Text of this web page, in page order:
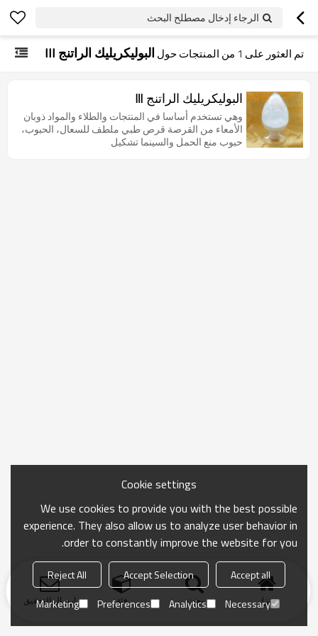
الرجاء إدخال مصطلح البحث
تم العثور على 1 من المنتجات حول البوليكريليك الراتنج III
البوليكريليك الراتنج Ⅲ
وهي تستخدم أساسا في المنتجات والطلاء والمواد ذوبان
الأمعاء من القرصة قرص طبي ملطف للسعال، الحبوب،
حبوب منع الحمل والسينما تشكيل
منزل بحث فئة ارسال التحقيق
Cookie settings
We use cookies to provide you with the best possible
experience. They also allow us to analyze user behavior in
order to constantly improve the website for you.
Accept all
Accept Selection
Reject All
Necessary
Analytics
Preferences
Marketing